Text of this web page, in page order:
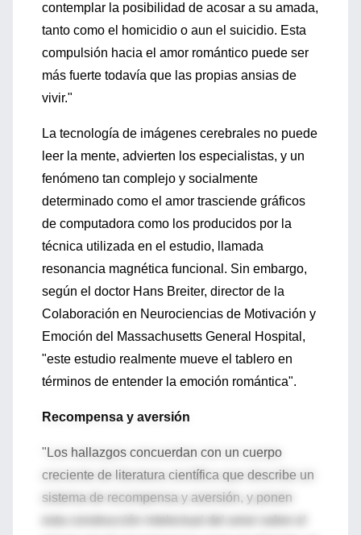
contemplar la posibilidad de acosar a su amada,
tanto como el homicidio o aun el suicidio. Esta
compulsión hacia el amor romántico puede ser
más fuerte todavía que las propias ansias de
vivir."
La tecnología de imágenes cerebrales no puede
leer la mente, advierten los especialistas, y un
fenómeno tan complejo y socialmente
determinado como el amor trasciende gráficos
de computadora como los producidos por la
técnica utilizada en el estudio, llamada
resonancia magnética funcional. Sin embargo,
según el doctor Hans Breiter, director de la
Colaboración en Neurociencias de Motivación y
Emoción del Massachusetts General Hospital,
"este estudio realmente mueve el tablero en
términos de entender la emoción romántica".
Recompensa y aversión
"Los hallazgos concuerdan con un cuerpo
creciente de literatura científica que describe un
sistema de recompensa y aversión, y ponen